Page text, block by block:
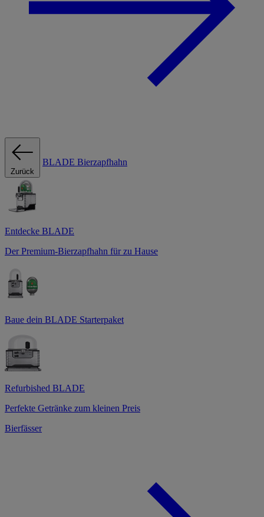
Zurück
BLADE Bierzapfhahn
Entdecke BLADE
Der Premium-Bierzapfhahn für zu Hause
Baue dein BLADE Starterpaket
Refurbished BLADE
Perfekte Getränke zum kleinen Preis
Bierfässer